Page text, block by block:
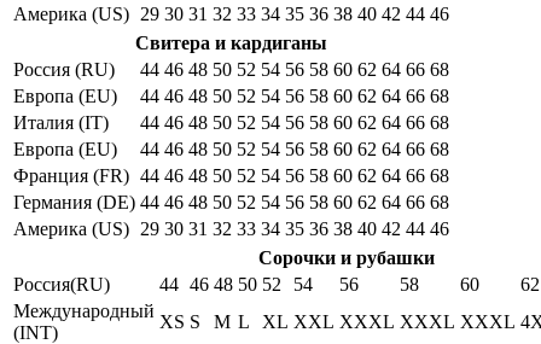
Америка (US) 29 30 31 32 33 34 35 36 38 40 42 44 46
Свитера и кардиганы
Россия (RU)
44 46 48 50 52 54 56 58 60 62 64 66 68
Европа (EU)
44 46 48 50 52 54 56 58 60 62 64 66 68
Италия (IT)
44 46 48 50 52 54 56 58 60 62 64 66 68
Европа (EU)
44 46 48 50 52 54 56 58 60 62 64 66 68
Франция (FR) 44 46 48 50 52 54 56 58 60 62 64 66 68
Германия (DE) 44 46 48 50 52 54 56 58 60 62 64 66 68
Америка (US) 29 30 31 32 33 34 35 36 38 40 42 44 46
Сорочки и рубашки
Россия(RU)
44 46 48 50 52 54 56 58 60
62
Международный
(INT)
XS S M L XL XXL XXXL XXXL XXXL